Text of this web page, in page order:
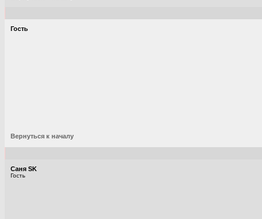
Гость
Вернуться к началу
Саня SK
Гость